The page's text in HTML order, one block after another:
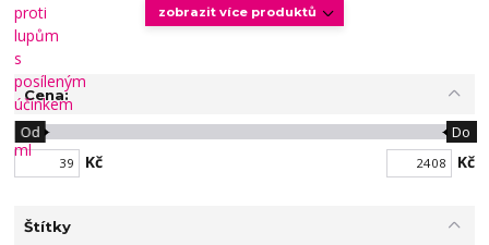
zobrazit více produktů
Cena:
Kč
Od Do
Kč
Štítky